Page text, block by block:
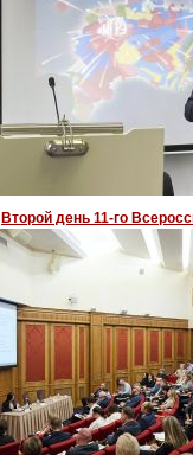
Второй день 11-го